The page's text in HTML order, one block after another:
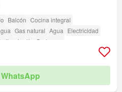
Balcón Cocina integral
Gas natural Agua Electricidad
Jardín
Barbecue
WhatsApp